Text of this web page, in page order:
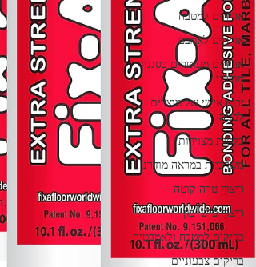
אריחים למטבח
אריחים לאמבט
אריחים מעוטרים בסגנון
מודרני
יבוא אישי של מוצרים
לבניה
בלטות מצוירות
משרביות במראה מודרני
ריצוף טרה קוטה
ריצוף פיש-בון
בריקים למטבח ולאמבטיה
בריקים צבעוניים